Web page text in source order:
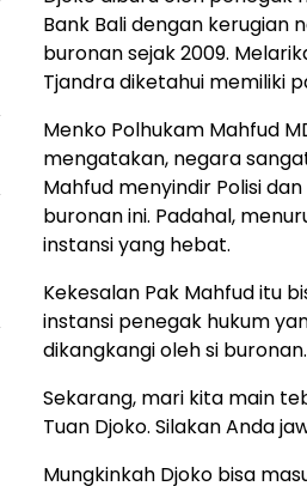
Bank Bali dengan kerugian
buronan sejak 2009.
Tjandra diketahui memiliki
Menko Polhukam Mahfud
mengatakan, negara
Mahfud menyindir Polisi
buronan ini. Padahal,
instansi yang hebat.
Kekesalan Pak Mahfud itu
instansi penegak hukum
dikangkangi oleh si buronan.
Sekarang, mari kita main
Tuan Djoko. Silakan Anda
Mungkinkah Djoko bisa